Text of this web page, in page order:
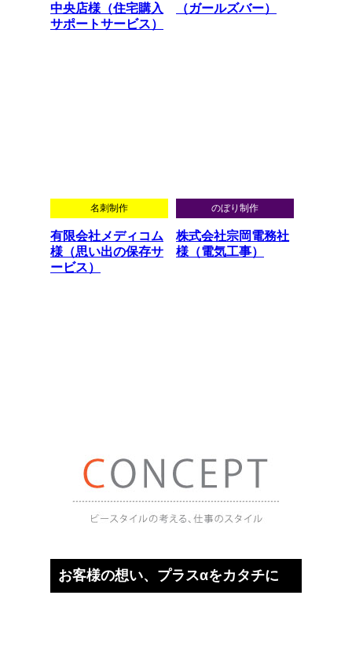
中央店様（住宅購入
サポートサービス）
（ガールズバー）
名刺制作
有限会社メディコム
様（思い出の保存サ
ービス）
のぼり制作
株式会社宗岡電務社
様（電気工事）
お客様の想い、プラスαをカタチに